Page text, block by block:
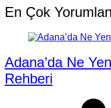
En Çok
Adana’da Ne
Rehberi